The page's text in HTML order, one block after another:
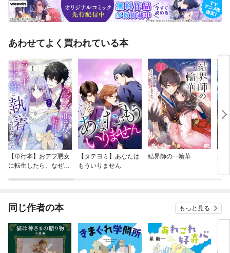
あわせてよく買われている本
【単行本】おデブ悪女
に転生したら、なぜか
【タテヨミ】あなたは
もういりません
結界師の一輪華
バ
今
同じ作者の本 もっと見る